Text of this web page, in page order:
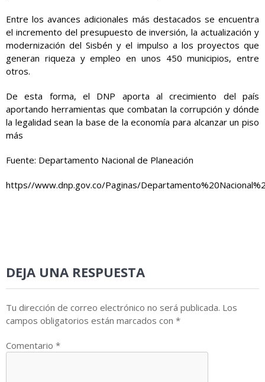
Entre los avances adicionales más destacados se encuentra
el incremento del presupuesto de inversión, la actualización y
modernización del Sisbén y el impulso a los proyectos que
generan riqueza y empleo en unos 450 municipios, entre
otros.
De esta forma, el DNP aporta al crecimiento del país
aportando herramientas que combatan la corrupción y dónde
la legalidad sean la base de la economía para alcanzar un piso
más
Fuente: Departamento Nacional de Planeación
https//www.dnp.gov.co/Paginas/
DEJA UNA RESPUESTA
Tu dirección de correo electrónico no será publicada. Los
campos obligatorios están marcados con *
Comentario *